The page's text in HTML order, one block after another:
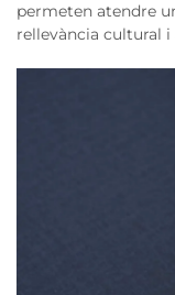
permeten atendre
rellevància cultural